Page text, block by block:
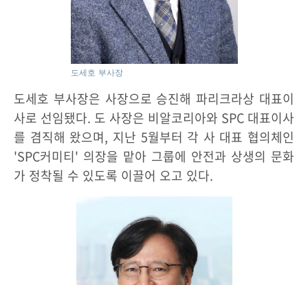
도세호 부사장
도세호 부사장은 사장으로 승진해 파리크라상 대표이
사로 선임됐다. 도 사장은 비알코리아와 SPC 대표이사
를 겸직해 왔으며, 지난 5월부터 각 사 대표 협의체인
'SPC커미티' 의장을 맡아 그룹에 안전과 상생의 문화
가 정착될 수 있도록 이끌어 오고 있다.